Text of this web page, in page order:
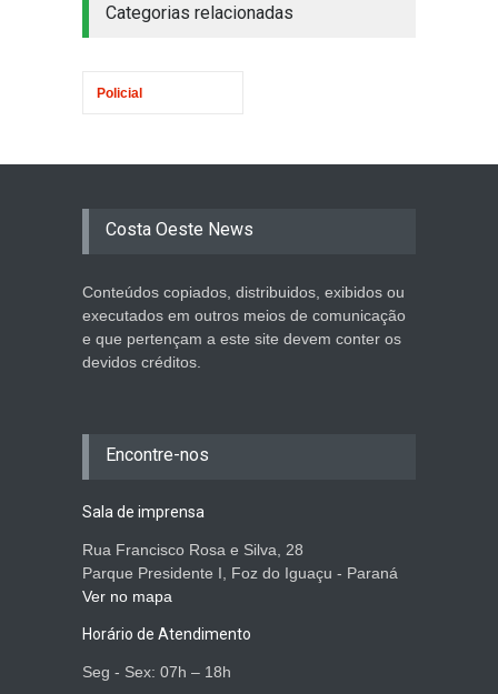
Categorias relacionadas
Policial
Costa Oeste News
Conteúdos copiados, distribuidos, exibidos ou
executados em outros meios de comunicação
e que pertençam a este site devem conter os
devidos créditos.
Encontre-nos
Sala de imprensa
Rua Francisco Rosa e Silva, 28
Parque Presidente I, Foz do Iguaçu - Paraná
Ver no mapa
Horário de Atendimento
Seg - Sex: 07h – 18h